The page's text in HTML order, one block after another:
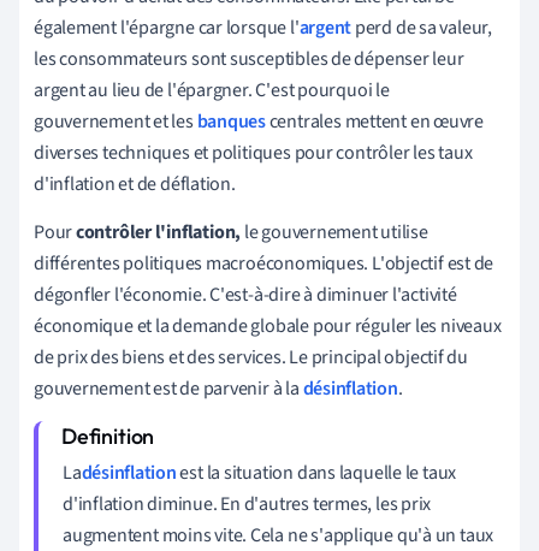
également l'épargne car lorsque l'argentperd de sa valeur,
les consommateurs sont susceptibles de dépenser leur
argent au lieu de l'épargner. C'est pourquoi le
gouvernement et lesbanquescentrales mettent en œuvre
diverses techniques et politiques pour contrôler les taux
d'inflation et de déflation.
Pourcontrôler l'inflation, le gouvernement utilise
différentes politiques macroéconomiques. L'objectif est de
dégonfler l'économie. C'est-à-dire à diminuer l'activité
économique et la demande globale pour réguler les niveaux
de prix des biens et des services. Le principal objectif du
gouvernement est de parvenir à ladésinflation.
Ladésinflationest la situation dans laquelle le taux
d'inflation diminue. En d'autres termes, les prix
augmentent moins vite. Cela ne s'applique qu'à un taux